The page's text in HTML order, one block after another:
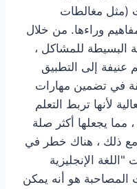
مغالطات
وراءها. من خلال
البسيطة للمشاكل ،
عنيفة إلى التطبيق
في تضمين مهارات
لأنها تربط التعلم
، مما يجعلها أكثر صلة
ذلك ، هناك خطر في
الإنجليزية
هو أنه يمكن